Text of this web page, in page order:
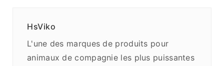
HsViko
L'une des marques de produits pour
animaux de compagnie les plus puissantes